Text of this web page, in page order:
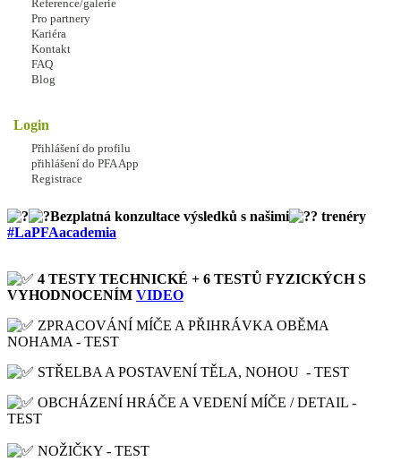
Reference/galerie
Pro partnery
Kariéra
Kontakt
FAQ
Blog
Login
Přihlášení do profilu
přihlášení do PFA App
Registrace
mnoha návyků i zlozvyků.
Zjisti, jaká jsou tvá ,, čísla,, z
personalizovaná doporučení pro své zlepšení.
#TRENUJSPRAVNE
Snadné
testy s námi při našich programech či z
domova.
Bezplatná konzultace výsledků s našimi
trenéry
#LaPFAacademia
4 TESTY TECHNICKÉ + 6 TESTŮ FYZICKÝCH S
VYHODNOCENÍM VIDEO
ZPRACOVÁNÍ MÍČE A PŘIHRÁVKA OBĚMA
NOHAMA - TEST
STŘELBA A POSTAVENÍ TĚLA, NOHOU - TEST
OBCHÁZENÍ HRÁČE A VEDENÍ MÍČE / DETAIL -
TEST
NOŽIČKY - TEST